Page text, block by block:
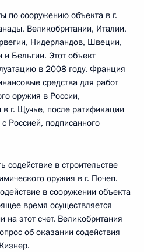
по сооружению объекта в г.
Великобритании, Италии,
Нидерландов, Швеции,
Бельгии. Этот объект
в 2008 году. Франция
средства для работ
оружия в России,
г. Щучье, после ратификации
Россией, подписанного
содействие в строительстве
оружия в г. Почеп.
в сооружении объекта
время осуществляется
этот счет. Великобритания
об оказании содействия